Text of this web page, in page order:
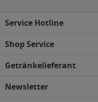
Service Hotline
Shop Service
Getränkelieferant
Newsletter